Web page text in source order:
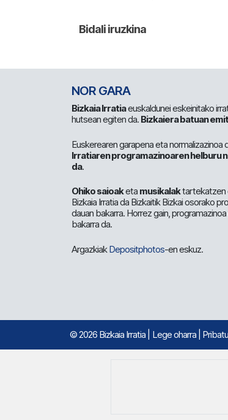
NOR GARA
Bizkaia Irratiaeuskaldunei eskeinitako
hutsean egiten da. Bizkaiera batuan
Euskerearen garapena eta
Irratiaren programazinoaren helburu
da.
Ohiko saioaketa musikalaktartekatzen
Bizkaia Irratia da Bizkaitik Bizkai osorako
dauan bakarra. Horrez gain,
bakarra da.
ArgazkiakDepositphotos-en eskuz.
© 2026 Bizkaia Irratia Lege oharra